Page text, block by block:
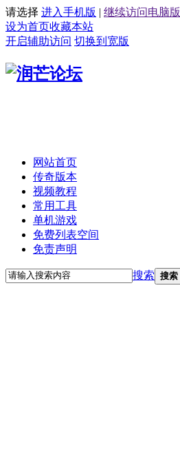
请选择 进入手机版 | 继续访问电脑版
设为首页收藏本站
开启辅助访问 切换到宽版
网站首页
传奇版本
视频教程
常用工具
单机游戏
免费列表空间
免责声明
搜索 搜索